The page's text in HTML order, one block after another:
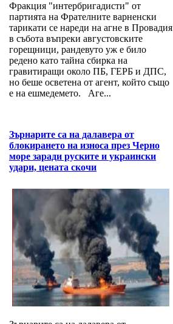
Фракция "интербригадисти" от
партията на Фрателните варненски
тарикати се нареди на агне в Провадия
в събота въпреки августовските
горещници, рандевуто уж е било
редено като тайна сбирка на
гравитиращи около ПБ, ГЕРБ и ДПС,
но беше осветена от агент, който също
е на ешмедемето. Аге...
Зърнарите са на далавера от
блокирането на износа през Черно
море заради руските и украински
удари, цената скочи